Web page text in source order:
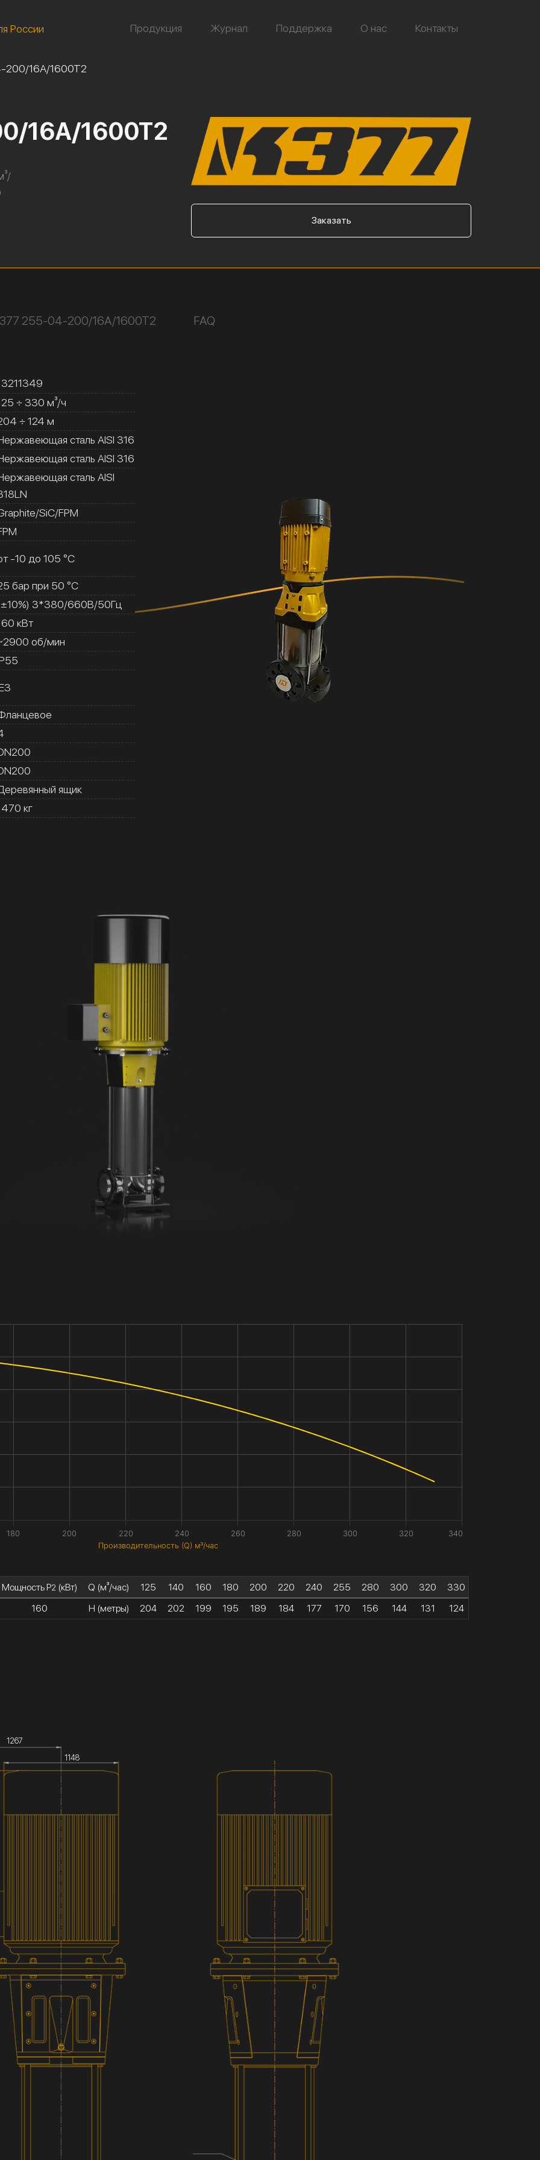
России Продукция Журнал Поддержка О нас Контакты
200/16А/1600Т2
16А/1600Т2
Заказать
255-04-200/16А/1600Т2 FAQ
÷ 330 м³/ч
÷ 124 м
сталь AISI 316
сталь AISI 316
сталь AISI
SiC/FPM
-10 до 105 °C
бар при 50 °C
3*380/660В/50Гц
кВт
об/мин
ящик
кг
Производительность (Q) м³/час
180 200 220 240 260 280 300 320 340
Мощность P2 (кВт)
160
Q (м³/час)
H (метры)
125
204
140
202
160
199
180
195
200
189
220
184
240
177
255
170
280
156
300
144
320
131
330
124
1267
1148